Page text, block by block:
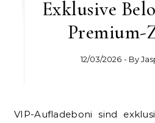
Exklusive
Premium-
12/03/2026 - By
VIP-Aufladeboni sind exklusive Belohnungen, die